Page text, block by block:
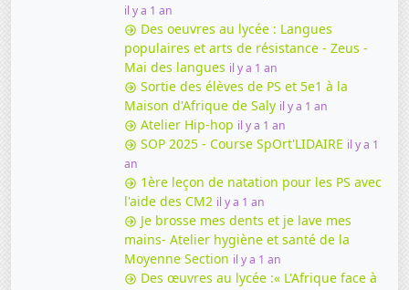
il y a 1 an
Des oeuvres au lycée : Langues
populaires et arts de résistance - Zeus -
Mai des langues il y a 1 an
Sortie des élèves de PS et 5e1 à la
Maison d'Afrique de Saly il y a 1 an
Atelier Hip-hop il y a 1 an
SOP 2025 - Course SpOrt'LIDAIRE il y a 1
an
1ère leçon de natation pour les PS avec
l'aide des CM2 il y a 1 an
Je brosse mes dents et je lave mes
mains- Atelier hygiène et santé de la
Moyenne Section il y a 1 an
Des œuvres au lycée :« L'Afrique face à